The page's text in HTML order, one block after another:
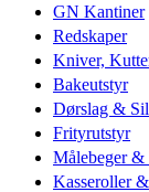
GN Kantiner
Redskaper
Kniver,
Bakeutstyr
Dørslag &
Frityrutstyr
Målebeger &
Kasseroller